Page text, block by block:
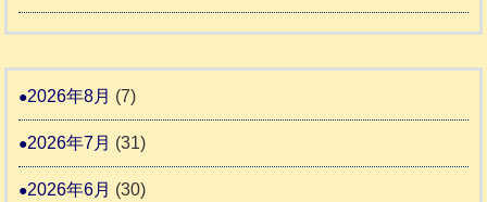
日
1
支
告
か
和
度
2026年8月 (7)
2026年7月 (31)
2026年6月 (30)